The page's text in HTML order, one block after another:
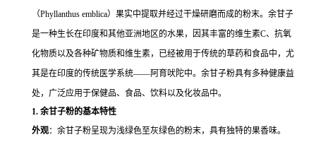
（Phyllanthus emblica）果实中提取并经过干燥研磨而成的粉末。余甘子
是一种生长在印度和其他亚洲地区的水果，因其丰富的维生素C、抗氧
化物质以及各种矿物质和维生素，已经被用于传统的草药和食品中，尤
其是在印度的传统医学系统——阿育吠陀中。余甘子粉具有多种健康益
处，广泛应用于保健品、食品、饮料以及化妆品中。
1. 余甘子粉的基本特性
外观：余甘子粉呈现为浅绿色至灰绿色的粉末，具有独特的果香味。